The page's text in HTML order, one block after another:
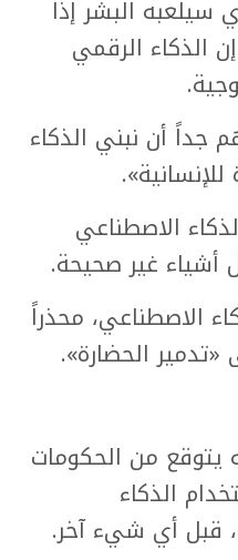
سيلعبه البشر إذا
الذكاء الرقمي
جداً أن نبني الذكاء
الاصطناعي
أشياء غير صحيحة.
الاصطناعي، محذراً
الحضارة».
يتوقع من الحكومات
الذكاء
قبل أي شيء آخر.